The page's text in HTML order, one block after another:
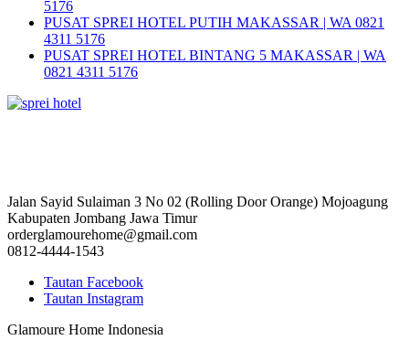
5176
PUSAT SPREI HOTEL PUTIH MAKASSAR | WA 0821
4311 5176
PUSAT SPREI HOTEL BINTANG 5 MAKASSAR | WA
0821 4311 5176
Jalan Sayid Sulaiman 3 No 02 (Rolling Door Orange) Mojoagung
Kabupaten Jombang Jawa Timur
orderglamourehome@gmail.com
0812-4444-1543
Tautan Facebook
Tautan Instagram
Glamoure Home Indonesia